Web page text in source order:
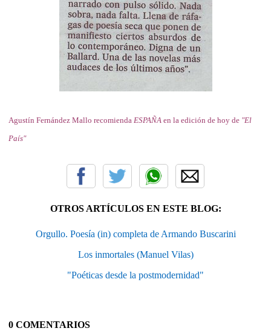
Agustín Fernández Mallo recomienda ESPAÑA en la edición de hoy de "El
País"
OTROS ARTÍCULOS EN ESTE BLOG:
Orgullo. Poesía (in) completa de Armando Buscarini
Los inmortales (Manuel Vilas)
"Poéticas desde la postmodernidad"
0 COMENTARIOS